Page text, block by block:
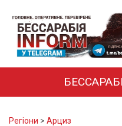
Регіони > Арциз